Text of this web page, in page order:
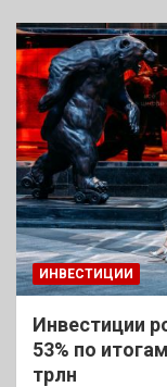
ИНВЕСТИЦИИ
Инвестиции
53% по
трлн